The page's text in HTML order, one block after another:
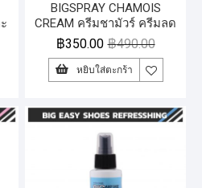
BIGSPRAY CHAMOIS
CREAM ครีมชามัวร์ ครีมลด
การเสียดสีและการระคาย
฿490.00
฿350.00
หยิบใส่ตะกร้า